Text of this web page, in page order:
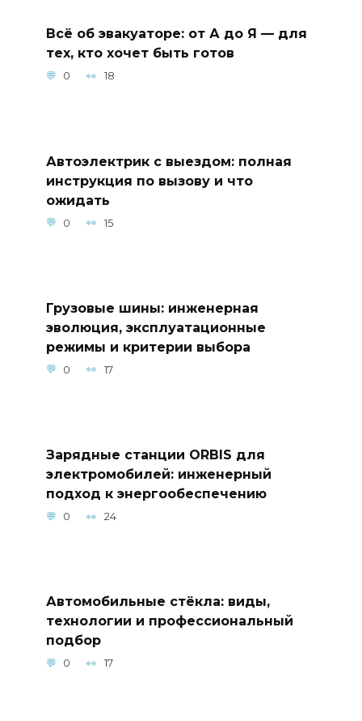
Всё об эвакуаторе: от А до Я — для
тех, кто хочет быть готов
0 18
Автоэлектрик с выездом: полная
инструкция по вызову и что
ожидать
0 15
Грузовые шины: инженерная
эволюция, эксплуатационные
режимы и критерии выбора
0 17
Зарядные станции ORBIS для
электромобилей: инженерный
подход к энергообеспечению
0 24
Автомобильные стёкла: виды,
технологии и профессиональный
подбор
0 17